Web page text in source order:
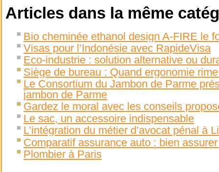
Articles dans la même
Bio cheminée ethanol design A-FIRE le
Visas pour l’Indonésie avec RapideVisa
Eco-industrie : solution alternative ou
Siège de bureau : Quand ergonomie
Le Consortium du Jambon de Parme
jambon de Parme
Gardez le moral avec les conseils
Le sac, un accessoire indispensable
L’intégration du métier d’avocat pénal à
Comparatif assurance auto : bien
Plombier à Paris